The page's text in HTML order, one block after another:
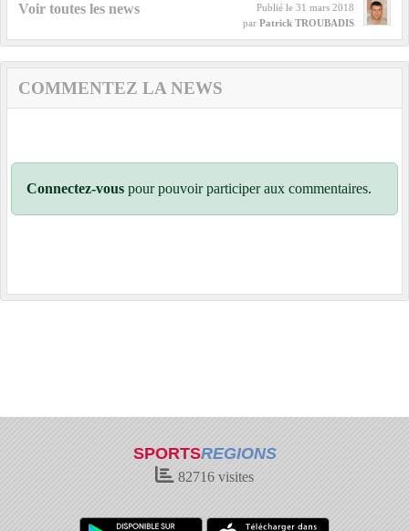
Voir toutes les news Publié le 31 mars 2018
par Patrick TROUBADIS
COMMENTEZ LA NEWS
Connectez-vous pour pouvoir participer aux commentaires.
SPORTSREGIONS
82716 visites